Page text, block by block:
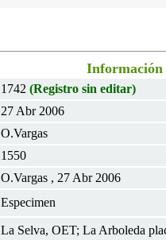
Información
1742 (Registro sin editar)
27 Abr 2006
O.Vargas
1550
O.Vargas , 27 Abr 2006
Especimen
La Selva, OET; La Arboleda